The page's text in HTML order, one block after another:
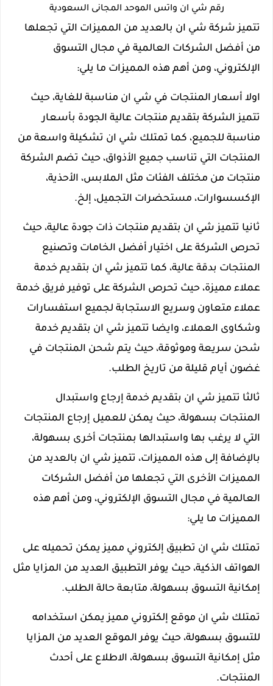
رقم شي ان واتس الموحد المجانى السعودية
تتميز شركة شي ان بالعديد من المميزات التي تجعلها
من أفضل الشركات العالمية في مجال التسوق
الإلكتروني، ومن أهم هذه المميزات ما يلي:
اولا أسعار المنتجات في شي ان مناسبة للغاية، حيث
تتميز الشركة بتقديم منتجات عالية الجودة بأسعار
مناسبة للجميع، كما تمتلك شي ان تشكيلة واسعة من
المنتجات التي تناسب جميع الأذواق، حيث تضم الشركة
منتجات من مختلف الفئات مثل الملابس، الأحذية،
الإكسسوارات، مستحضرات التجميل، إلخ.
ثانيا تتميز شي ان بتقديم منتجات ذات جودة عالية، حيث
تحرص الشركة على اختيار أفضل الخامات وتصنيع
المنتجات بدقة عالية، كما تتميز شي ان بتقديم خدمة
عملاء مميزة، حيث تحرص الشركة على توفير فريق خدمة
عملاء متعاون وسريع الاستجابة لجميع استفسارات
وشكاوى العملاء، وايضا تتميز شي ان بتقديم خدمة
شحن سريعة وموثوقة، حيث يتم شحن المنتجات في
غضون أيام قليلة من تاريخ الطلب.
ثالثا تتميز شي ان بتقديم خدمة إرجاع واستبدال
المنتجات بسهولة، حيث يمكن للعميل إرجاع المنتجات
التي لا يرغب بها واستبدالها بمنتجات أخرى بسهولة،
بالإضافة إلى هذه المميزات، تتميز شي ان بالعديد من
المميزات الأخرى التي تجعلها من أفضل الشركات
العالمية في مجال التسوق الإلكتروني، ومن أهم هذه
المميزات ما يلي:
تمتلك شي ان تطبيق إلكتروني مميز يمكن تحميله على
الهواتف الذكية، حيث يوفر التطبيق العديد من المزايا مثل
إمكانية التسوق بسهولة، متابعة حالة الطلب.
تمتلك شي ان موقع إلكتروني مميز يمكن استخدامه
للتسوق بسهولة، حيث يوفر الموقع العديد من المزايا
مثل إمكانية التسوق بسهولة، الاطلاع على أحدث
المنتجات.